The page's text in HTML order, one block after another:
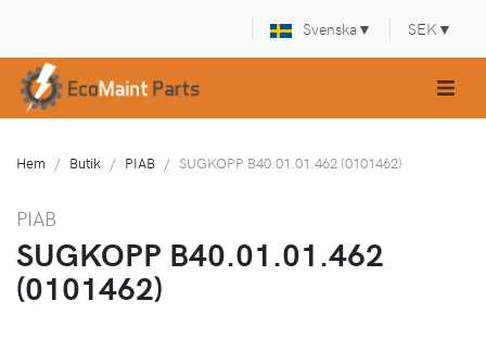
Svenska▼ SEK ▼
Hem Butik PIAB SUGKOPP B40.01.01.462 (0101462)
PIAB
SUGKOPP B40.01.01.462
(0101462)